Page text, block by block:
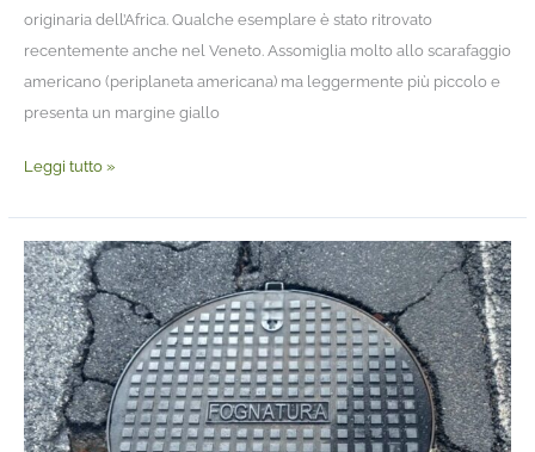
originaria dell’Africa. Qualche esemplare è stato ritrovato
recentemente anche nel Veneto. Assomiglia molto allo scarafaggio
americano (periplaneta americana) ma leggermente più piccolo e
presenta un margine giallo
Leggi tutto »
Scarafaggi
negli
ambienti
privati
ed
il
ruolo